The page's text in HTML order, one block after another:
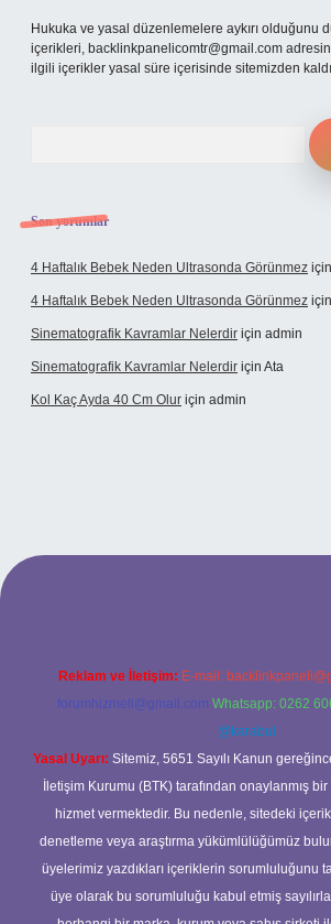
Hukuka ve yasal düzenlemelere aykırı olduğunu
içerikleri, backlinkpanelicomtr@gmail.com
ilgili içerikler yasal süre içerisinde sitemizden
Son yorumlar
4 Haftalık Bebek Neden Ultrasonda Görünmez için
4 Haftalık Bebek Neden Ultrasonda Görünmez için
Sinematografik Kavramlar Nelerdir için admin
Sinematografik Kavramlar Nelerdir için Ata
Kol Kaç Ayda 40 Cm Olur için admin
Reklam ve İletişim: E-mail:
forumhizmeti@gmail.com Whatsapp: 0262
@karabul
Yasal Uyarı: Sitemiz, 5651 Sayılı Kanun
İletişim Kurumu (BTK) tarafından onaylanmış
hizmet vermektedir. Bu nedenle, sitedeki
denetleme veya araştırma yükümlülüğümüz
üyelerimiz yazdıkları içeriklerin sorumluluğunu
üye olarak bu sorumluluğu kabul etmiş